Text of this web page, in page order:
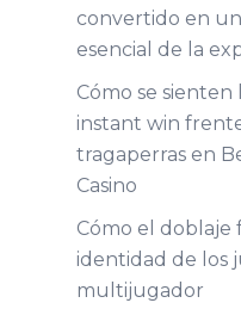
convertido en
esencial de la
Cómo se sienten
instant win
tragaperras en
Casino
Cómo el doblaje
identidad de los
multijugador